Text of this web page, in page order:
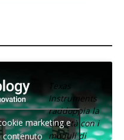
Texas
Instruments
raddoppia la
densità con i
moduli di
marketing e
contenuto